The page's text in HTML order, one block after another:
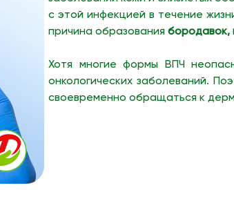
с этой инфекцией в течение
причина образования бородавок,
Хотя многие формы ВПЧ
онкологических заболеваний.
своевременно обращаться к